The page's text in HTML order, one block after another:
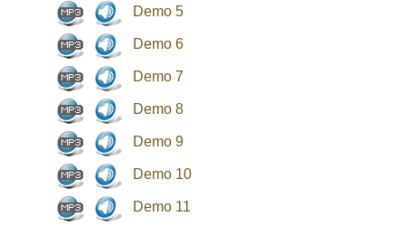
Demo 5
Demo 6
Demo 7
Demo 8
Demo 9
Demo 10
Demo 11